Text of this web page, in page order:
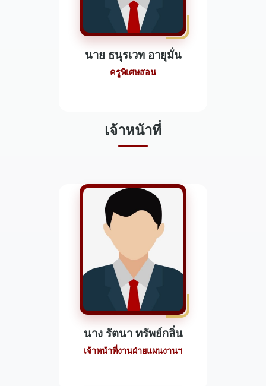
นาย ธนุรเวท อายุมั่น
ครูพิเศษสอน
เจ้าหน้าที่
นาง รัตนา ทรัพย์กลิ่น
เจ้าหน้าที่งานฝ่ายแผนงานฯ